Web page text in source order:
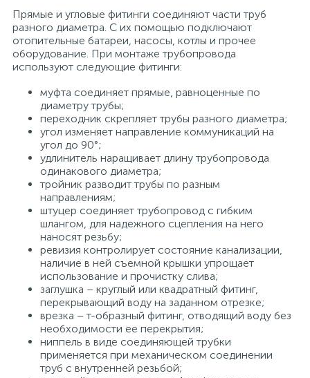
Прямые и угловые фитинги соединяют части труб
разного диаметра. С их помощью подключают
отопительные батареи, насосы, котлы и прочее
оборудование. При монтаже трубопровода
используют следующие фитинги:
муфта соединяет прямые, равноценные по
диаметру трубы;
переходник скрепляет трубы разного диаметра;
угол изменяет направление коммуникаций на
угол до 90°;
удлинитель наращивает длину трубопровода
одинакового диаметра;
тройник разводит трубы по разным
направлениям;
штуцер соединяет трубопровод с гибким
шлангом, для надежного сцепления на него
наносят резьбу;
ревизия контролирует состояние канализации,
наличие в ней съемной крышки упрощает
использование и прочистку слива;
заглушка – круглый или квадратный фитинг,
перекрывающий воду на заданном отрезке;
врезка – т-образный фитинг, отводящий воду без
необходимости ее перекрытия;
ниппель в виде соединяющей трубки
применяется при механическом соединении
труб с внутренней резьбой;